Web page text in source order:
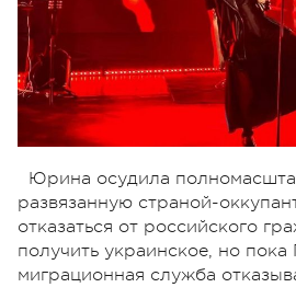
Юрина осудила
развязанную страной-
отказаться от российского
получить украинское, но пока
миграционная служба